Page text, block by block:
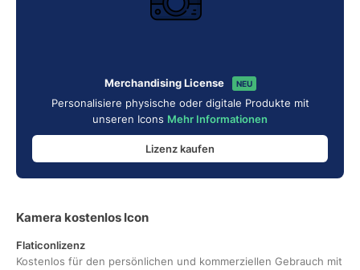
Merchandising License NEU
Personalisiere physische oder digitale Produkte mit
unseren Icons Mehr Informationen
Lizenz kaufen
Kamera kostenlos Icon
Flaticonlizenz
Kostenlos für den persönlichen und kommerziellen Gebrauch mit